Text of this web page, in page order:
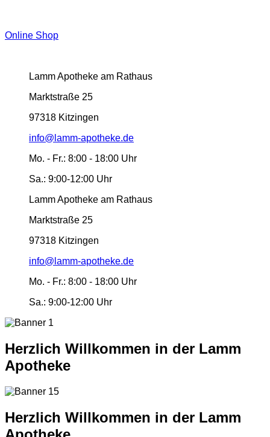
Online Shop
Lamm Apotheke am Rathaus
Marktstraße 25
97318 Kitzingen
info@lamm-apotheke.de
Mo. - Fr.: 8:00 - 18:00 Uhr
Sa.: 9:00-12:00 Uhr
Lamm Apotheke am Rathaus
Marktstraße 25
97318 Kitzingen
info@lamm-apotheke.de
Mo. - Fr.: 8:00 - 18:00 Uhr
Sa.: 9:00-12:00 Uhr
Herzlich Willkommen in der Lamm
Apotheke
Herzlich Willkommen in der Lamm